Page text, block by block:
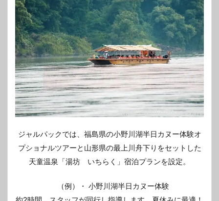
ジャルパックでは、福島県の小野川湖半日カヌー体験オ
プショナルツアーと山形県の最上川舟下りをセットした
天童温泉「湯坊 いちらく」宿泊プランを設定。
（例）・ 小野川湖半日カヌー体験